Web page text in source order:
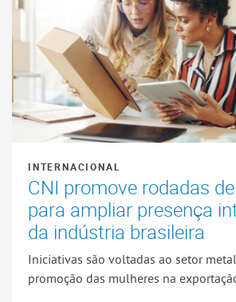
INTERNACIONAL
CNI promove rodadas
para ampliar presença
da indústria brasileira
Iniciativas são voltadas ao setor
promoção das mulheres na